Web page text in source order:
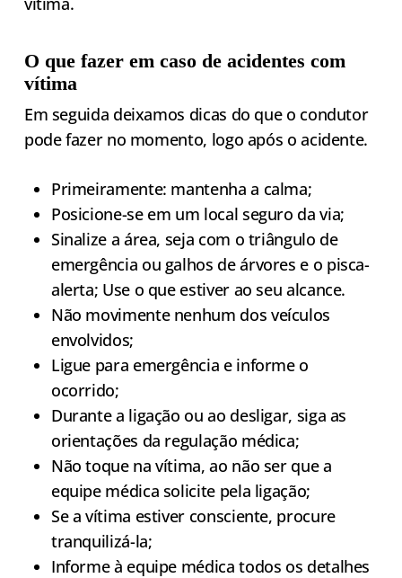
O que fazer em caso de acidentes com
vítima
Em seguida deixamos dicas do que o condutor
pode fazer no momento, logo após o acidente.
Primeiramente: mantenha a calma;
Posicione-se em um local seguro da via;
Sinalize a área, seja com o triângulo de
emergência ou galhos de árvores e o pisca-
alerta; Use o que estiver ao seu alcance.
Não movimente nenhum dos veículos
envolvidos;
Ligue para emergência e informe o
ocorrido;
Durante a ligação ou ao desligar, siga as
orientações da regulação médica;
Não toque na vítima, ao não ser que a
equipe médica solicite pela ligação;
Se a vítima estiver consciente, procure
tranquilizá-la;
Informe à equipe médica todos os detalhes